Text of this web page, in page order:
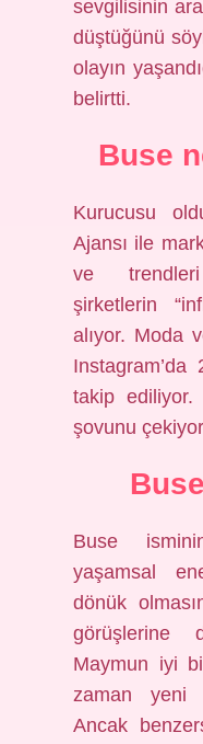
sevgilisinin
düştüğünü
olayın
belirtti.
Buse
Kurucusu
Ajansı ile
ve
şirketlerin
alıyor. Moda
takip
şovunu
Buse
yaşamsal
dönük
Maymun iyi
zaman yeni
Ancak